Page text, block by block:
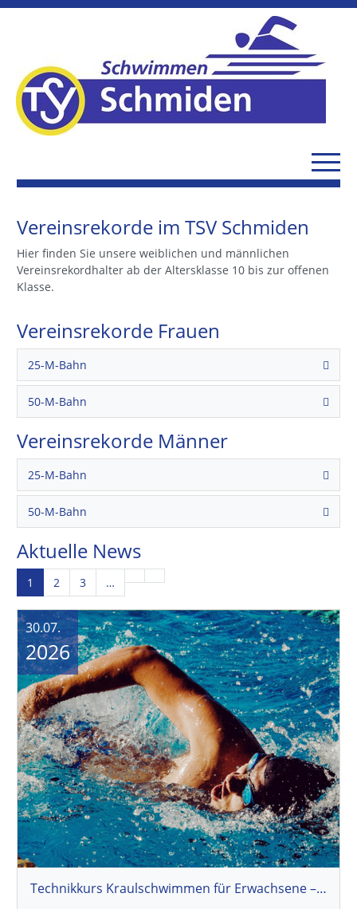
Vereinsrekorde im TSV Schmiden
Hier finden Sie unsere weiblichen und männlichen
Vereinsrekordhalter ab der Altersklasse 10 bis zur offenen
Klasse.
Vereinsrekorde Frauen
25-M-Bahn
50-M-Bahn
Vereinsrekorde Männer
25-M-Bahn
50-M-Bahn
Aktuelle News
1 2 3 …
Technikkurs Kraulschwimmen für Erwachsene – Jetzt für den Herbst 2026 anmelden
30.07.
2026